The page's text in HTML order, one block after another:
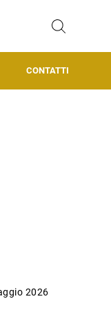
CONTATTI
2026